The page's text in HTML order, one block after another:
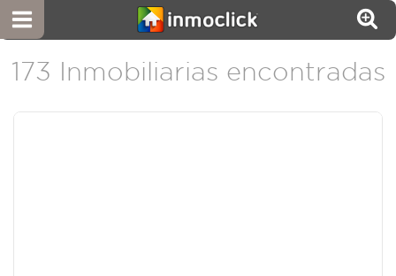
173 Inmobiliarias encontradas